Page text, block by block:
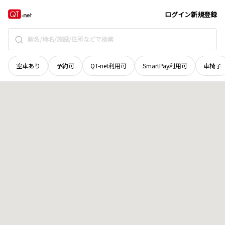
ログイン新規登録
空車あり 予約可 QT-net利用可 SmartPay利用可 車椅子
石川県